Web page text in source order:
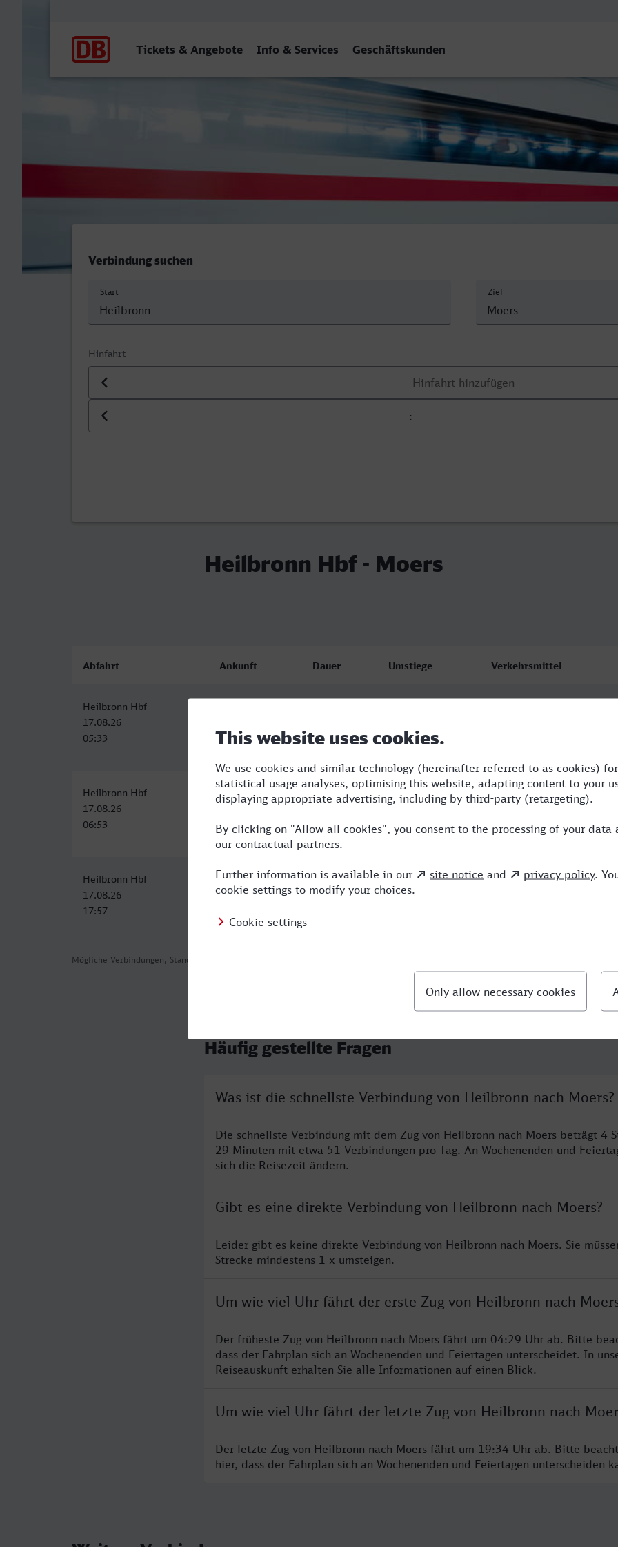
Tickets & Angebote Info & Services Geschäftskunden
Verbindung suchen
Start Ziel
Hinfahrt
Datum der Hinfahrt
Uhrzeit der Hinfahrt
Heilbronn Hbf - Moers
Mögliche Verbindungen, Stand: 2026-08-03 17:48
Abfahrt Ankunft Dauer Umstiege Verkehrsmittel
Heilbronn Hbf
17.08.26
05:33
10:02
Heilbronn Hbf
17.08.26
06:53
Moers
17.08.26
11:27
4:34 RE,RRB,ICE
Heilbronn Hbf
17.08.26
17:57
Moers
17.08.26
5:31 4 RE,RRB,ICE,NX
Häufig gestellte Fragen
Was ist die schnellste Verbindung von Heilbronn nach Moers?
Die schnellste Verbindung mit dem Zug von Heilbronn nach Moers beträgt 4
29 Minuten mit etwa 51 Verbindungen pro Tag. An Wochenenden und
sich die Reisezeit ändern.
Gibt es eine direkte Verbindung von Heilbronn nach Moers?
Leider gibt es keine direkte Verbindung von Heilbronn nach Moers. Sie
Strecke mindestens 1 x umsteigen.
Um wie viel Uhr fährt der erste Zug von Heilbronn nach
Der früheste Zug von Heilbronn nach Moers fährt um 04:29 Uhr ab. Bitte
dass der Fahrplan sich an Wochenenden und Feiertagen unterscheidet. In
Reiseauskunft erhalten Sie alle Informationen auf einen Blick.
Um wie viel Uhr fährt der letzte Zug von Heilbronn nach
Der letzte Zug von Heilbronn nach Moers fährt um 19:34 Uhr ab. Bitte
hier, dass der Fahrplan sich an Wochenenden und Feiertagen unterscheiden